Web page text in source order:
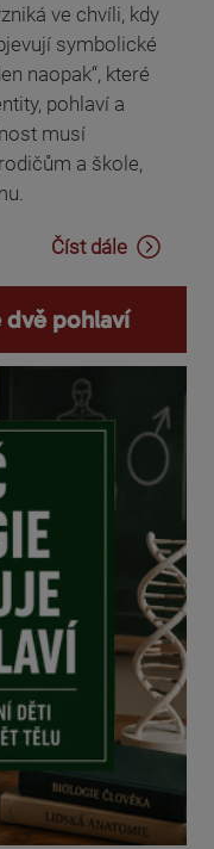
ve chvíli, kdy
symbolické
naopak“, které
pohlaví a
musí
a škole,
Číst dále
dvě pohlaví